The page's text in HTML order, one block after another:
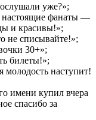
уже?»;
настоящие фанаты —
и красивы!»;
не списывайте!»;
30+»;
билеты!»;
молодость наступит!
имени купил вчера
спасибо за